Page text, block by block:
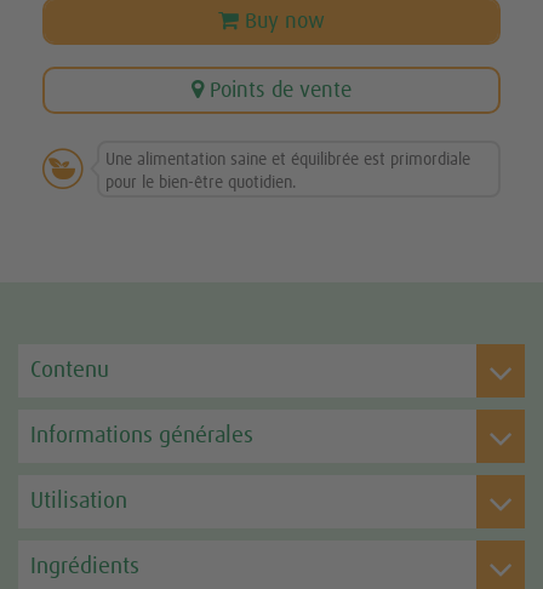
Buy now
Points de vente

Une alimentation saine et équilibrée est primordiale
pour le bien-être quotidien.
Contenu
Informations générales
Utilisation
Ingrédients